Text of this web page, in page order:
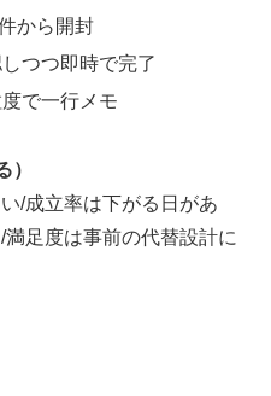
から開封
つつ即時で完了
で一行メモ
）
/成立率は下がる日があ
足度は事前の代替設計に